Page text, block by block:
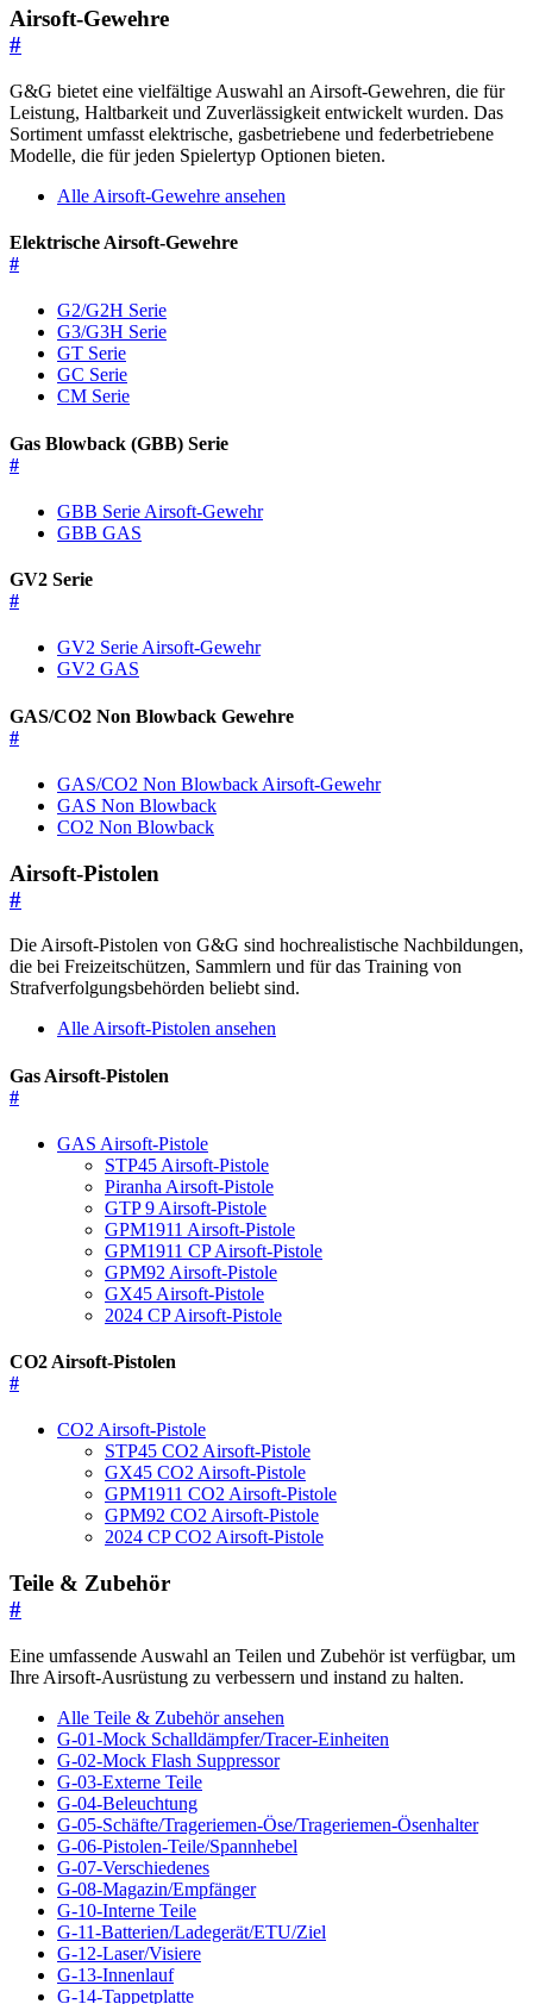
Airsoft-Gewehre
#
G&G bietet eine vielfältige Auswahl an Airsoft-Gewehren, die für
Leistung, Haltbarkeit und Zuverlässigkeit entwickelt wurden. Das
Sortiment umfasst elektrische, gasbetriebene und federbetriebene
Modelle, die für jeden Spielertyp Optionen bieten.
Alle Airsoft-Gewehre ansehen
Elektrische Airsoft-Gewehre
#
G2/G2H Serie
G3/G3H Serie
GT Serie
GC Serie
CM Serie
Gas Blowback (GBB) Serie
#
GBB Serie Airsoft-Gewehr
GBB GAS
GV2 Serie
#
GV2 Serie Airsoft-Gewehr
GV2 GAS
GAS/CO2 Non Blowback Gewehre
#
GAS/CO2 Non Blowback Airsoft-Gewehr
GAS Non Blowback
CO2 Non Blowback
Airsoft-Pistolen
#
Die Airsoft-Pistolen von G&G sind hochrealistische Nachbildungen,
die bei Freizeitschützen, Sammlern und für das Training von
Strafverfolgungsbehörden beliebt sind.
Alle Airsoft-Pistolen ansehen
Gas Airsoft-Pistolen
#
GAS Airsoft-Pistole
STP45 Airsoft-Pistole
Piranha Airsoft-Pistole
GTP 9 Airsoft-Pistole
GPM1911 Airsoft-Pistole
GPM1911 CP Airsoft-Pistole
GPM92 Airsoft-Pistole
GX45 Airsoft-Pistole
2024 CP Airsoft-Pistole
CO2 Airsoft-Pistolen
#
CO2 Airsoft-Pistole
STP45 CO2 Airsoft-Pistole
GX45 CO2 Airsoft-Pistole
GPM1911 CO2 Airsoft-Pistole
GPM92 CO2 Airsoft-Pistole
2024 CP CO2 Airsoft-Pistole
Teile & Zubehör
#
Eine umfassende Auswahl an Teilen und Zubehör ist verfügbar, um
Ihre Airsoft-Ausrüstung zu verbessern und instand zu halten.
Alle Teile & Zubehör ansehen
G-01-Mock Schalldämpfer/Tracer-Einheiten
G-02-Mock Flash Suppressor
G-03-Externe Teile
G-04-Beleuchtung
G-05-Schäfte/Trageriemen-Öse/Trageriemen-Ösenhalter
G-06-Pistolen-Teile/Spannhebel
G-07-Verschiedenes
G-08-Magazin/Empfänger
G-10-Interne Teile
G-11-Batterien/Ladegerät/ETU/Ziel
G-12-Laser/Visiere
G-13-Innenlauf
G-14-Tappetplatte